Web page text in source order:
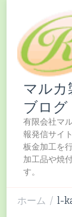
マルカ
ブログ
有限会社マ
報発信サイ
板金加工を
加工品や焼
す。
ホーム / l-